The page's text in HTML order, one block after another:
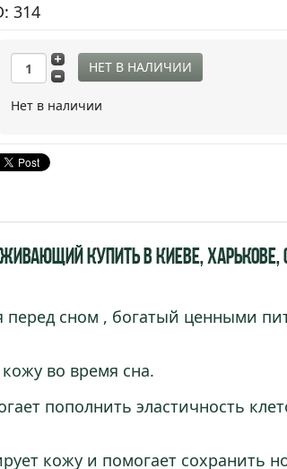
314
НЕТ В НАЛИЧИИ
Нет в наличии
купить в Киеве, Харькове,
сном , богатый ценными
во время сна.
пополнить эластичность
кожу и помогает сохранить